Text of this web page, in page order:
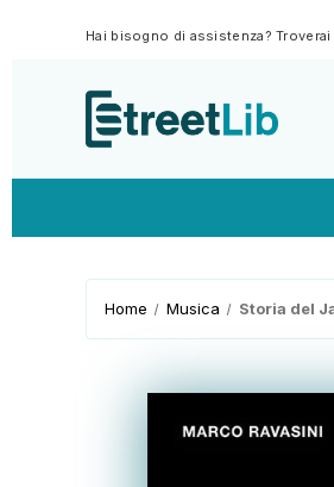
Hai bisogno di assistenza?
Home Musica Storia del